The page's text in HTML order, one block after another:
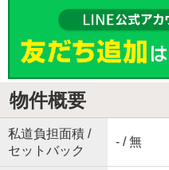
物件概要
私道負担面積 /
セットバック
- / 無